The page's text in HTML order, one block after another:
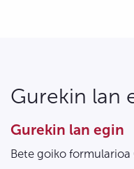
Gurekin lan
Gurekin lan egin
Bete goiko formularioa